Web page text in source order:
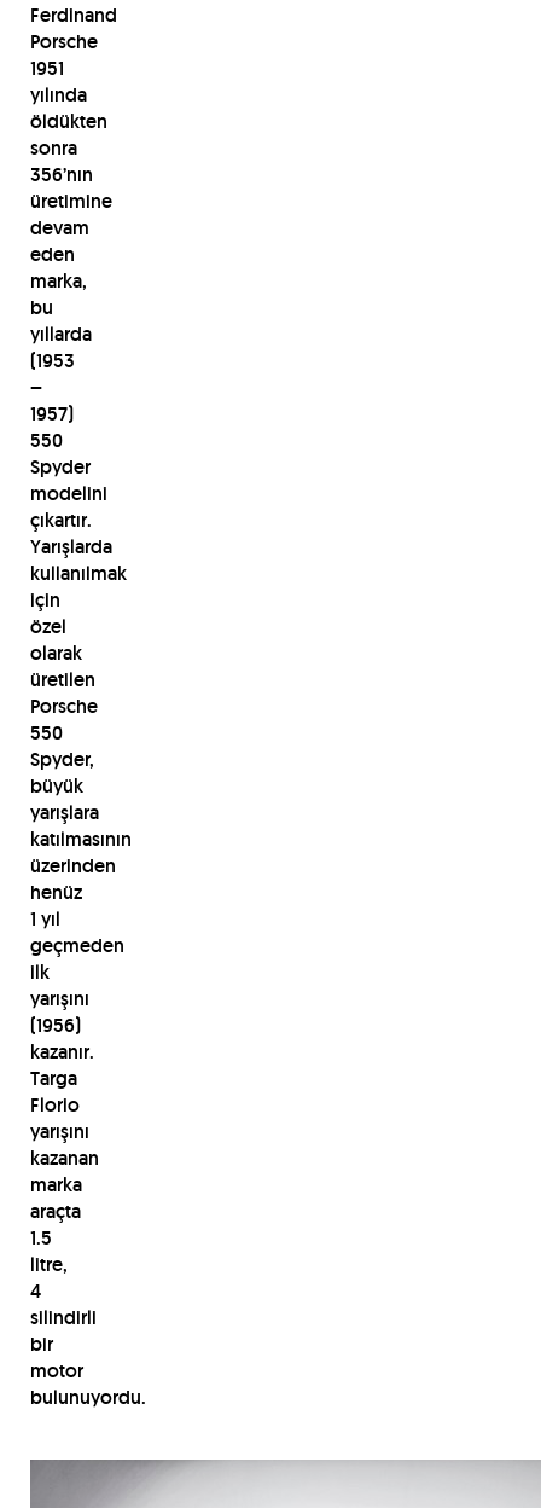
Ferdinand
Porsche
1951
yılında
öldükten
sonra
356’nın
üretimine
devam
eden
marka,
bu
yıllarda
(1953
–
1957)
550
Spyder
modelini
çıkartır.
Yarışlarda
kullanılmak
için
özel
olarak
üretilen
Porsche
550
Spyder,
büyük
yarışlara
katılmasının
üzerinden
henüz
1 yıl
geçmeden
ilk
yarışını
(1956)
kazanır.
Targa
Florio
yarışını
kazanan
marka
araçta
1.5
litre,
4
silindirli
bir
motor
bulunuyordu.